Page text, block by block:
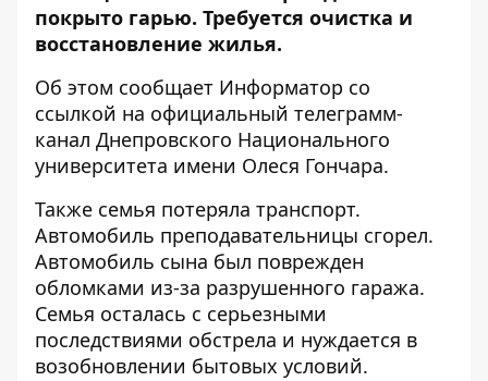
покрыто гарью. Требуется очистка и
восстановление жилья.
Об этом сообщает Информатор со
ссылкой на официальный телеграмм-
канал Днепровского Национального
университета имени Олеся Гончара.
Также семья потеряла транспорт.
Автомобиль преподавательницы сгорел.
Автомобиль сына был поврежден
обломками из-за разрушенного гаража.
Семья осталась с серьезными
последствиями обстрела и нуждается в
возобновлении бытовых условий.